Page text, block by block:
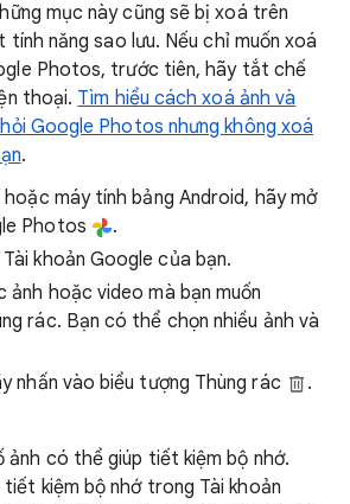
mục này cũng sẽ bị xoá trên
năng sao lưu. Nếu chỉ muốn xoá
Photos, trước tiên, hãy tắt chế
thoại. Tìm hiểu cách xoá ảnh và
Google Photos nhưng không xoá
.
máy tính bảng Android, hãy mở
Photos
.
khoản Google của bạn.
ảnh hoặc video mà bạn muốn
rác. Bạn có thể chọn nhiều ảnh và
nhấn vào biểu tượng Thùng rác
.
ảnh có thể giúp tiết kiệm bộ nhớ.
tiết kiệm bộ nhớ trong Tài khoản